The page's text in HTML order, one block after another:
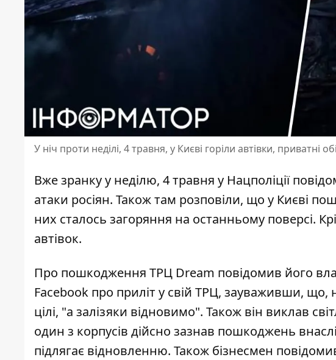
У ніч проти неділі, 4 травня, у Києві горіли автівки,
Вже зранку у неділю, 4 травня у Нацполіції
атаки росіян. Також там розповіли, що у Києві
них сталось загоряння на останньому поверсі.
автівок.
Про пошкодження ТРЦ Dream повідомив його
Facebook про приліт у свій ТРЦ, зауваживши, що,
цілі, "а залізяки відновимо". Також він виклав
один з корпусів дійсно зазнав пошкоджень
підлягає відновленню. Також бізнесмен